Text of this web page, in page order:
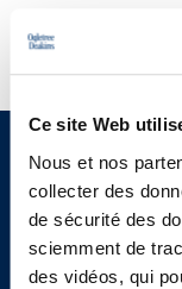
Ce site Web
Nous et nos
collecter des
de sécurité des
sciemment de
des vidéos, qui
Sign up to
new
programs.